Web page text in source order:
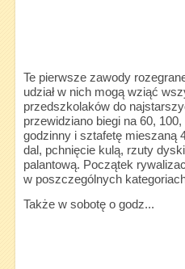
Te pierwsze zawody
udział w nich mogą wziąć
przedszkolaków do
przewidziano biegi na 60,
godzinny i sztafetę mieszaną
dal, pchnięcie kulą, rzuty
palantową. Początek
w poszczególnych
Także w sobotę o godz...